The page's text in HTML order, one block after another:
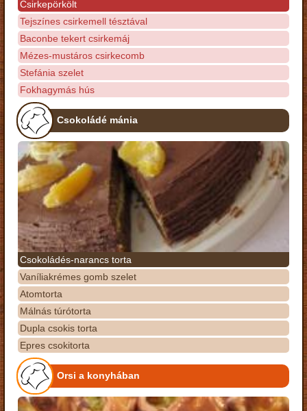
Csirkepörkölt
Tejszínes csirkemell tésztával
Baconbe tekert csirkemáj
Mézes-mustáros csirkecomb
Stefánia szelet
Fokhagymás hús
Csokoládé mánia
Csokoládés-narancs torta
Vaníliakrémes gomb szelet
Atomtorta
Málnás túrótorta
Dupla csokis torta
Epres csokitorta
Orsi a konyhában